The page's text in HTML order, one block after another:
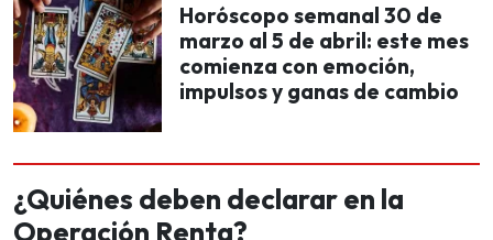
Horóscopo semanal 30 de
marzo al 5 de abril: este mes
comienza con emoción,
impulsos y ganas de cambio
¿Quiénes deben declarar en la
Operación Renta?